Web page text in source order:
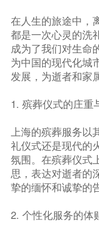
在人生的旅途中，
都是一次心灵的洗
成为了我们对生命
为中国的现代化城
发展，为逝者和家
1. 殡葬仪式的庄重
上海的殡葬服务以
礼仪式还是现代的
氛围。在殡葬仪式
思，表达对逝者的
挚的缅怀和诚挚的
2. 个性化服务的体